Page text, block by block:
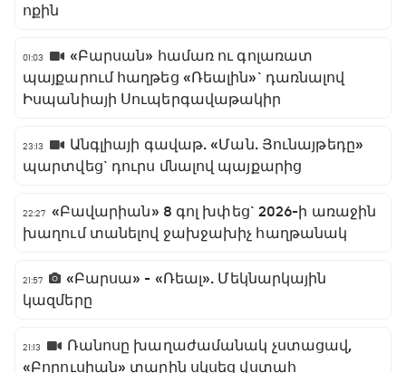
ոքին
01:03
«Բարսան» համառ ու գոլառատ
պայքարում հաղթեց «Ռեալին»` դառնալով
Իսպանիայի Սուպերգավաթակիր
23:13
Անգլիայի գավաթ. «Ման. Յունայթեդը»
պարտվեց` դուրս մնալով պայքարից
22:27 «Բավարիան» 8 գոլ խփեց` 2026-ի առաջին
խաղում տանելով ջախջախիչ հաղթանակ
21:57
«Բարսա» - «Ռեալ». Մեկնարկային
կազմերը
21:13
Ռանոսը խաղաժամանակ չստացավ,
«Բորուսիան» տարին սկսեց վստահ